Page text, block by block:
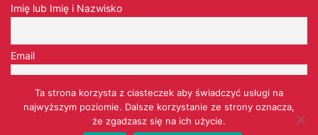
Imię lub Imię i Nazwisko
Email
Przechodząc dalej, akceptujesz politykę prywatności
Ta strona korzysta z ciasteczek aby świadczyć usługi na
najwyższym poziomie. Dalsze korzystanie ze strony oznacza,
że zgadzasz się na ich użycie.